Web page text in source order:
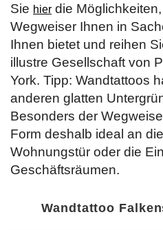
Sie hier die
Wegweiser Ihnen in
Ihnen bietet und reihen
illustre Gesellschaft von
York. Tipp: Wandtattoos
anderen glatten
Besonders der
Form deshalb ideal an
Wohnungstür oder die
Geschäftsräumen.
Wandtattoo